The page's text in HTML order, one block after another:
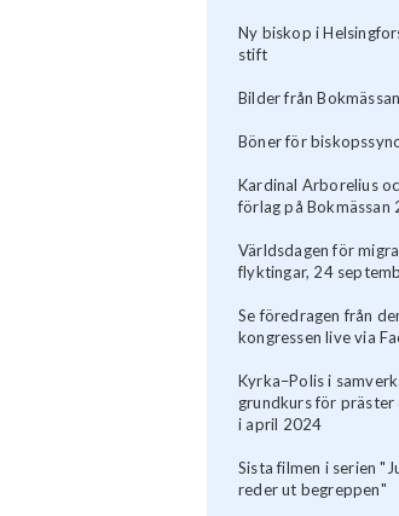
Ny biskop i
stift
Bilder från
Böner för
Kardinal Arborelius
förlag på Bokmässan
Världsdagen för
flyktingar, 24
Se föredragen från
kongressen live via
Kyrka–Polis i
grundkurs för präster
i april 2024
Sista filmen i serien
reder ut begreppen"